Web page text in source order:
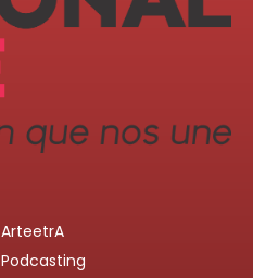
ArteetrA
Podcasting